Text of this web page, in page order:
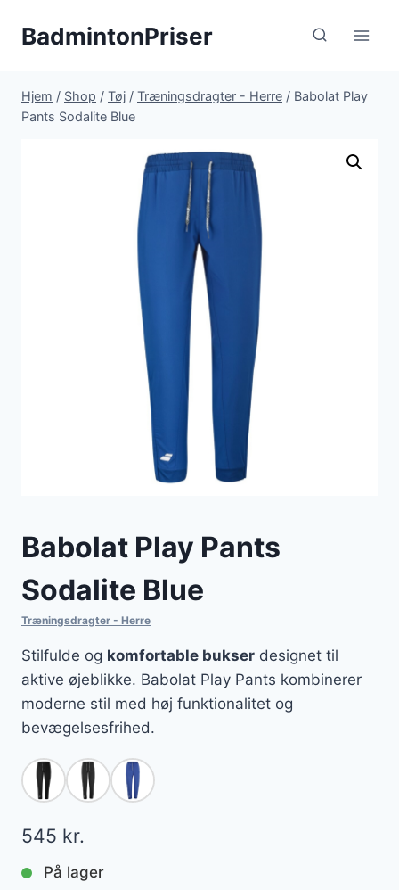
BadmintonPriser
Hjem / Shop / Tøj / Træningsdragter - Herre / Babolat Play
Pants Sodalite Blue
Babolat Play Pants
Sodalite Blue
Træningsdragter - Herre
Stilfulde og komfortable bukser designet til
aktive øjeblikke. Babolat Play Pants kombinerer
moderne stil med høj funktionalitet og
bevægelsesfrihed.
545 kr.
På lager